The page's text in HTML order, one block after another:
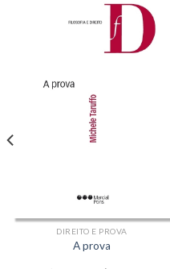
DIREITO E PROVA
A prova